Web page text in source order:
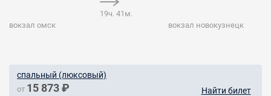
вокзал омск
19ч. 41м.
вокзал новокузнецк
спальный (люксовый)
от 15 873 ₽ Найти билет